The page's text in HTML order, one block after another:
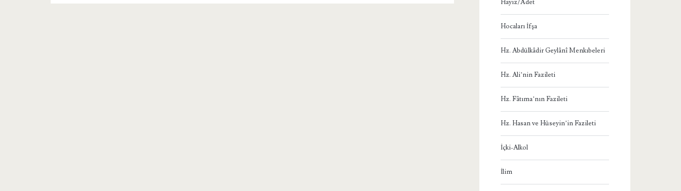
Hayız/Âdet
Hocaları İfşa
Hz. Abdülkâdir Geylânî Menkıbeleri
Hz. Ali’nin Fazileti
Hz. Fâtıma’nın Fazileti
Hz. Hasan ve Hüseyin’in Fazileti
İçki-Alkol
İlim